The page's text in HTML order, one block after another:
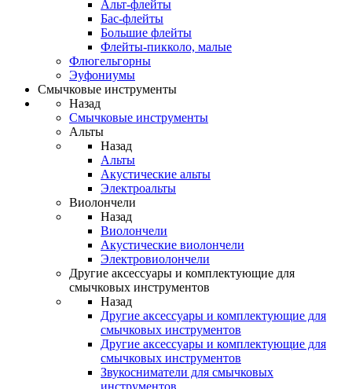
Альт-флейты
Бас-флейты
Большие флейты
Флейты-пикколо, малые
Флюгельгорны
Эуфониумы
Смычковые инструменты
Назад
Смычковые инструменты
Альты
Назад
Альты
Акустические альты
Электроальты
Виолончели
Назад
Виолончели
Акустические виолончели
Электровиолончели
Другие аксессуары и комплектующие для
смычковых инструментов
Назад
Другие аксессуары и комплектующие для
смычковых инструментов
Другие аксессуары и комплектующие для
смычковых инструментов
Звукосниматели для смычковых
инструментов